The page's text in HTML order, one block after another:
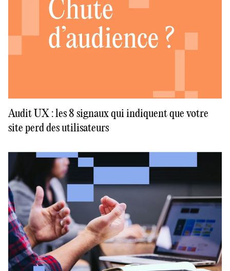
Audit UX : les 8 signaux qui indiquent que votre
site perd des utilisateurs